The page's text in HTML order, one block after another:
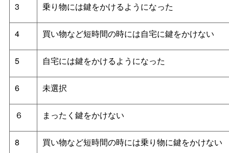
3 乗り物には鍵をかけるようになった
4 買い物など短時間の時には自宅に鍵をかけない
5 自宅には鍵をかけるようになった
6 未選択
６ まったく鍵をかけない
8 買い物など短時間の時には乗り物に鍵をかけない